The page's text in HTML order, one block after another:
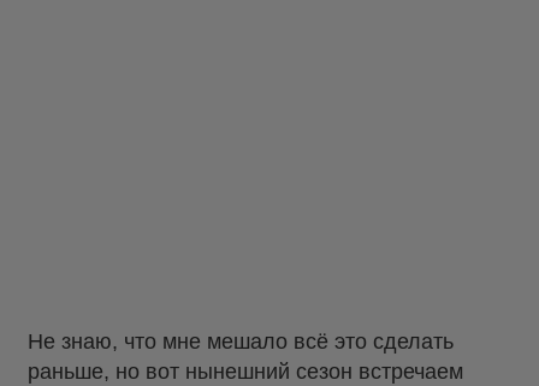
Не знаю, что мне мешало всё это сделать
раньше, но вот нынешний сезон встречаем